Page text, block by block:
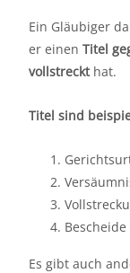
Ein Gläubiger
er einen Titel
vollstreckthat.
Titel sind
Es gibt auch